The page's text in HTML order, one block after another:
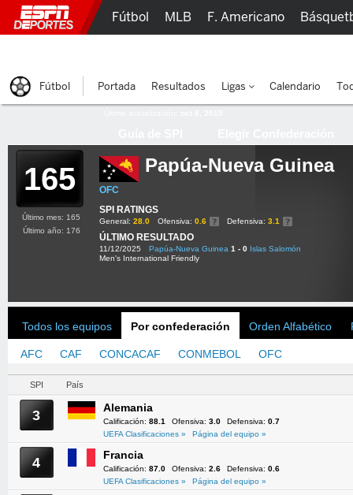
165 Papúa-Nueva Guinea
OFC
SPI RATINGS
General: 28.0 Ofensiva: 0.6 Defensiva: 3.1
ÚLTIMO RESULTADO
11/12/2025 Papúa-Nueva Guinea 1 - 0 Islas Salomón
Men's International Friendly
Último mes: 165
Último año: 176
Todos los equipos Por confederación Orden Alfabético
AFC CAF CONCACAF CONMEBOL OFC
SPI País
3 Alemania
Calificación: 88.1 Ofensiva: 3.0 Defensiva: 0.7
UEFA Clasificaciones »
Página del equipo »
4 Francia
Calificación: 87.0 Ofensiva: 2.6 Defensiva: 0.6
UEFA Clasificaciones »
Página del equipo »
Fútbol MLB F. Americano
Fútbol Portada Resultados Ligas Calendario